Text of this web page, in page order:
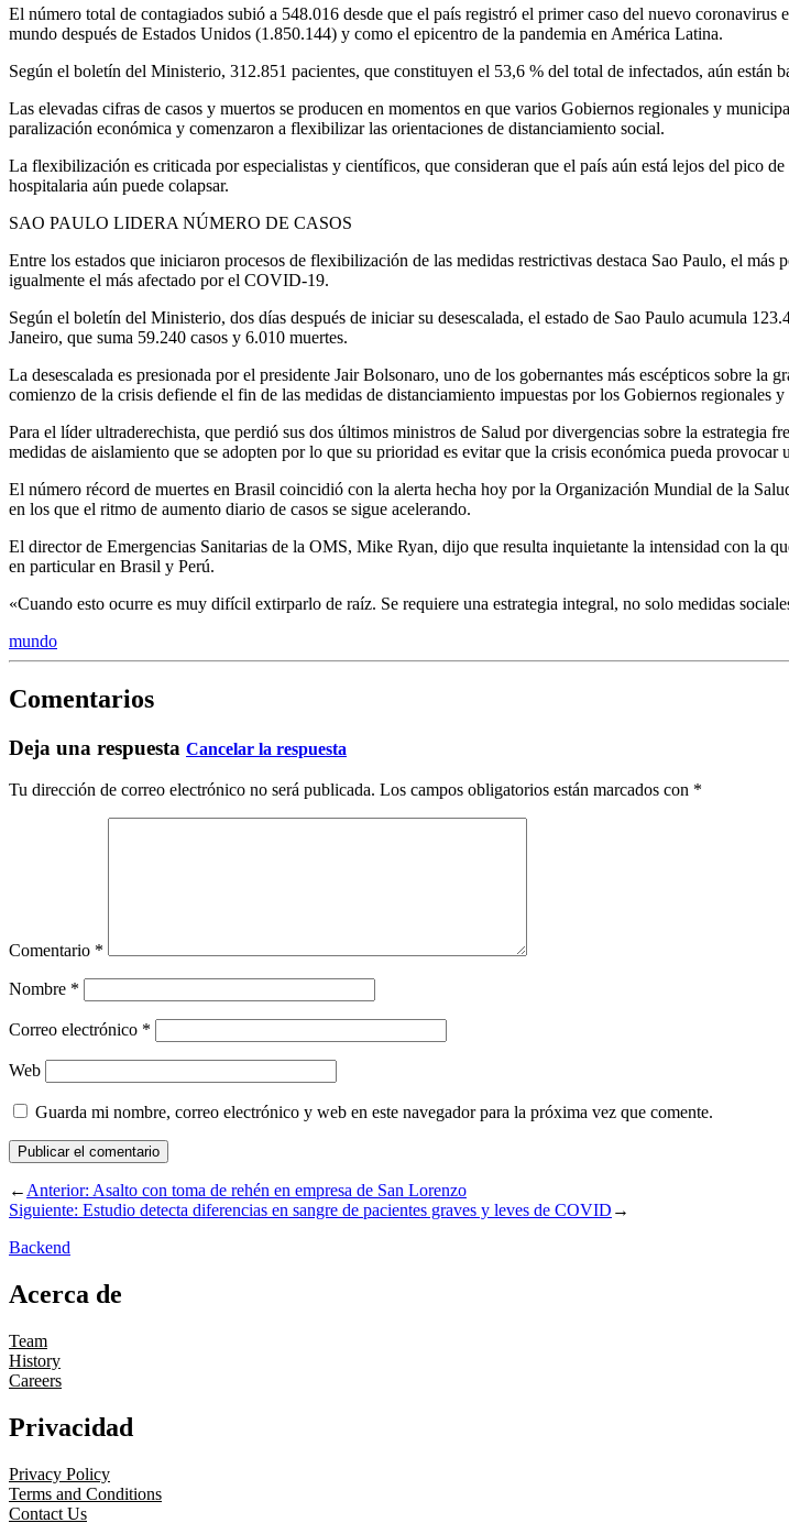
El número total de contagiados subió a 548.016 desde que el país registró el primer caso del nuevo
mundo después de Estados Unidos (1.850.144) y como el epicentro de la pandemia en América Latina.
Según el boletín del Ministerio, 312.851 pacientes, que constituyen el 53,6 % del total de infectados, aún
Las elevadas cifras de casos y muertos se producen en momentos en que varios Gobiernos regionales y
paralización económica y comenzaron a flexibilizar las orientaciones de distanciamiento social.
La flexibilización es criticada por especialistas y científicos, que consideran que el país aún está lejos del pico
hospitalaria aún puede colapsar.
SAO PAULO LIDERA NÚMERO DE CASOS
Entre los estados que iniciaron procesos de flexibilización de las medidas restrictivas destaca Sao Paulo, el
igualmente el más afectado por el COVID-19.
Según el boletín del Ministerio, dos días después de iniciar su desescalada, el estado de Sao Paulo acumula
Janeiro, que suma 59.240 casos y 6.010 muertes.
La desescalada es presionada por el presidente Jair Bolsonaro, uno de los gobernantes más escépticos sobre
comienzo de la crisis defiende el fin de las medidas de distanciamiento impuestas por los Gobiernos regionales
Para el líder ultraderechista, que perdió sus dos últimos ministros de Salud por divergencias sobre la
medidas de aislamiento que se adopten por lo que su prioridad es evitar que la crisis económica pueda provocar
El número récord de muertes en Brasil coincidió con la alerta hecha hoy por la Organización Mundial de la
en los que el ritmo de aumento diario de casos se sigue acelerando.
El director de Emergencias Sanitarias de la OMS, Mike Ryan, dijo que resulta inquietante la intensidad con la
en particular en Brasil y Perú.
«Cuando esto ocurre es muy difícil extirparlo de raíz. Se requiere una estrategia integral, no solo medidas
mundo
Comentarios
Deja una respuesta Cancelar la respuesta
Tu dirección de correo electrónico no será publicada. Los campos obligatorios están marcados con *
Comentario *
Nombre *
Correo electrónico *
Web
Guarda mi nombre, correo electrónico y web en este navegador para la próxima vez que comente.
←Anterior: Asalto con toma de rehén en empresa de San Lorenzo
Siguiente: Estudio detecta diferencias en sangre de pacientes graves y leves de COVID →
Backend
Acerca de
Team
History
Careers
Privacidad
Privacy Policy
Terms and Conditions
Contact Us